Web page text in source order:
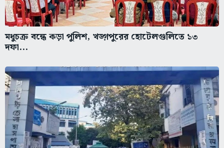
মধুচক্র বন্ধে কড়া পুলিশ, খড়্গপুরের হোটেলগুলিতে ১৩
দফা...